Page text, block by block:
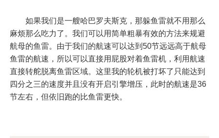
如果我们是一艘哈巴罗夫斯克，那躲鱼雷就不用那么
麻烦那么吃力了。我们可以用简单粗暴有效的方法来规避
航母的鱼雷。由于我们的航速可以达到50节远远高于航母
鱼雷的航速，所以可以直接用屁股对着鱼雷机，利用航速
直接转舵脱离鱼雷区域。这里我的轮机被打坏了只能达到
四分之三的速度并且没有开启引擎增压，此时的航速是36
节左右，但依旧跑的比鱼雷更快。